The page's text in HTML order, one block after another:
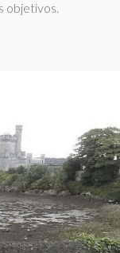
objetivos.